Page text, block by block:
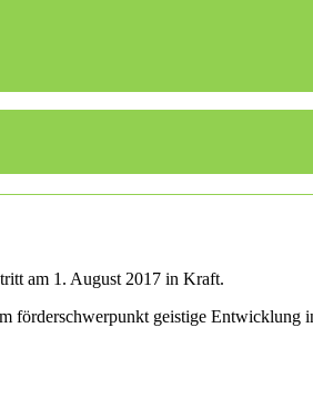
am 1. August 2017 in Kraft.
förderschwerpunkt geistige Entwicklung